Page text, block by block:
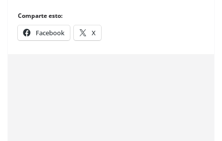
Comparte esto:
Facebook X